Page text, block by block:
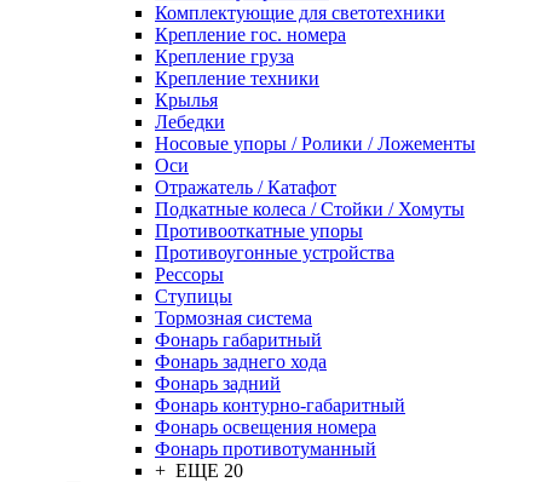
Комплектующие для светотехники
Крепление гос. номера
Крепление груза
Крепление техники
Крылья
Лебедки
Носовые упоры / Ролики / Ложементы
Оси
Отражатель / Катафот
Подкатные колеса / Стойки / Хомуты
Противооткатные упоры
Противоугонные устройства
Рессоры
Ступицы
Тормозная система
Фонарь габаритный
Фонарь заднего хода
Фонарь задний
Фонарь контурно-габаритный
Фонарь освещения номера
Фонарь противотуманный
+ ЕЩЕ 20